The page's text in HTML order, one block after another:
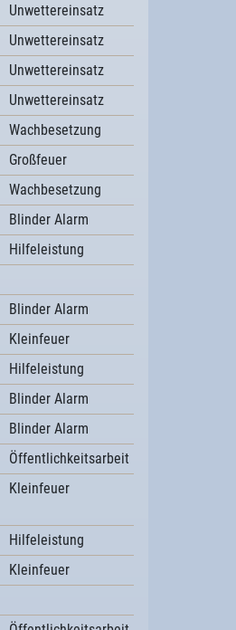
Unwettereinsatz
Unwettereinsatz
Unwettereinsatz
Unwettereinsatz
Wachbesetzung
Großfeuer
Wachbesetzung
Blinder Alarm
Hilfeleistung
Blinder Alarm
Kleinfeuer
Hilfeleistung
Blinder Alarm
Blinder Alarm
Öffentlichkeitsarbeit
Kleinfeuer
Hilfeleistung
Kleinfeuer